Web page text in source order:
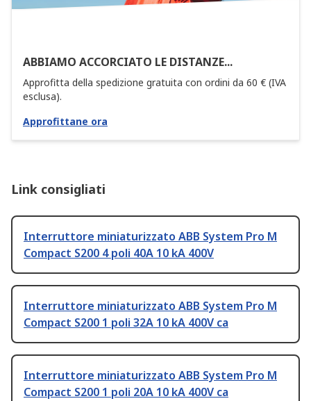
ABBIAMO ACCORCIATO LE DISTANZE...
Approfitta della spedizione gratuita con ordini da 60 € (IVA
esclusa).
Approfittane ora
Link consigliati
Interruttore miniaturizzato ABB System Pro M
Compact S200 4 poli 40A 10 kA 400V
Interruttore miniaturizzato ABB System Pro M
Compact S200 1 poli 32A 10 kA 400V ca
Interruttore miniaturizzato ABB System Pro M
Compact S200 1 poli 20A 10 kA 400V ca